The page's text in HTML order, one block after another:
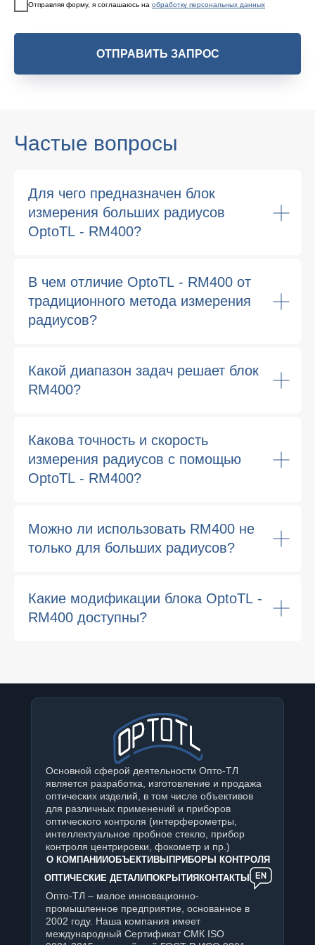
Отправляя форму, я соглашаюсь на обработку персональных данных
ОТПРАВИТЬ ЗАПРОС
Частые вопросы
Для чего предназначен блок
измерения больших радиусов
OptoTL - RM400?
В чем отличие OptoTL - RM400 от
традиционного метода измерения
радиусов?
Какой диапазон задач решает блок
RM400?
Какова точность и скорость
измерения радиусов с помощью
OptoTL - RM400?
Можно ли использовать RM400 не
только для больших радиусов?
Какие модификации блока OptoTL -
RM400 доступны?
Основной сферой деятельности Опто-ТЛ
является разработка, изготовление и продажа
оптических изделий, в том числе объективов
для различных применений и приборов
оптического контроля (интерферометры,
интеллектуальное пробное стекло, прибор
контроля центрировки, фокометр и пр.)
О КОМПАНИИОБЪЕКТИВЫ ПРИБОРЫ КОНТРОЛЯ
ОПТИЧЕСКИЕ ДЕТАЛИ ПОКРЫТИЯ КОНТАКТЫ
Опто-ТЛ – малое инновационно-
промышленное предприятие, основанное в
2002 году. Наша компания имеет
международный Сертификат СМК ISO